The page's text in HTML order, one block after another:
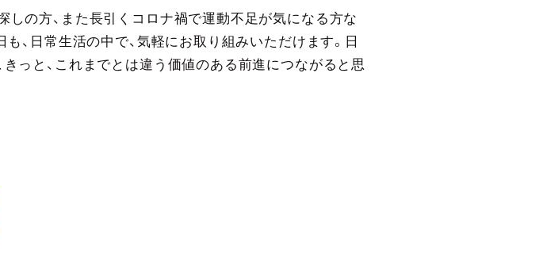
の方、また長引くコロナ禍で運動不足が気になる方な
、日常生活の中で、気軽にお取り組みいただけます。日
っと、これまでとは違う価値のある前進につながると思